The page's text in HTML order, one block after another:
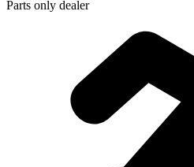
Parts only dealer